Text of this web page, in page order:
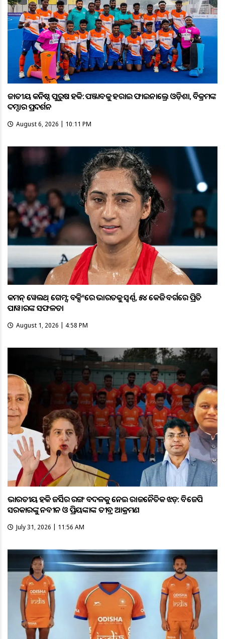
ଜାତୀୟ କନିଷ୍ଠ ପୁରୁଷ ହକି: ପଞ୍ଜାବକୁ ହରାଇ ଫାଇନାଲ୍ରେ ଓଡ଼ିଶା, ବିକ୍ରମଙ୍କ
ଦମ୍ଦାର ପ୍ରଦର୍ଶନ
August 6, 2026 | 10:11 PM
କମନ୍ ୱେଲଥ୍ ଗେମ୍ସ: ବକ୍ସିଂରେ ଭାରତକୁ ସ୍ବର୍ଣ୍ଣ, ୫୪ କେଜି ବର୍ଗରେ ପ୍ରିତି
ପାୱାରଙ୍କ ସଫଳତା
August 1, 2026 | 4:58 PM
ଭାରତୀୟ ହକି ଜର୍ସିର ରଙ୍ଗ ବଦଳକୁ ନେଇ ରାଜନୈତିକ ଝଡ଼: ବିଜେପି
ସରକାରଙ୍କୁ ନବୀନ ଓ ପ୍ରିୟଙ୍କାଙ୍କ ତୀବ୍ର ଆକ୍ରମଣ
July 31, 2026 | 11:56 AM